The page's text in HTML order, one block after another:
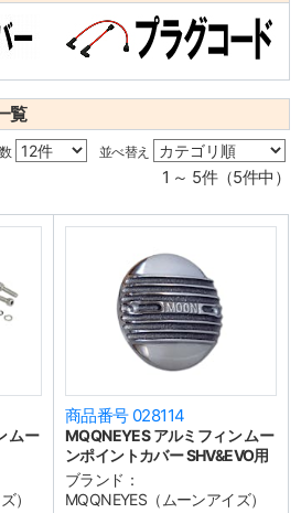
覧
並べ替え
1 ～ 5件（5件中）
ムー
）
商品番号 028114
MQQNEYES アルミフィン ムー
ンポイントカバー SHV&EVO用
ブランド：
MQQNEYES（ムーンアイズ）